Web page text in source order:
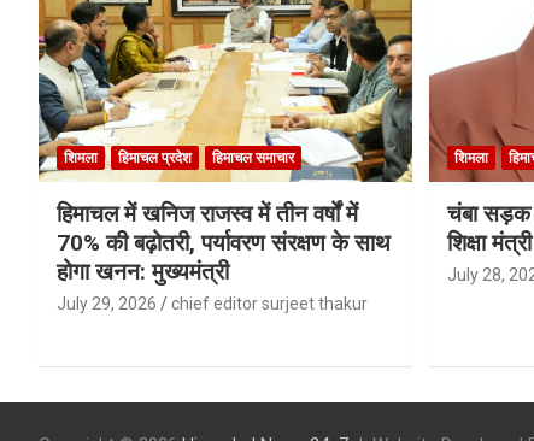
शिमला हिमाचल प्रदेश हिमाचल समाचार
हिमाचल में खनिज राजस्व में तीन वर्षों में
70% की बढ़ोतरी, पर्यावरण संरक्षण के साथ
होगा खनन: मुख्यमंत्री
July 29, 2026 chief editor surjeet thakur
शिमला
चंबा सड़क
शिक्षा
July 28,